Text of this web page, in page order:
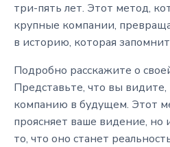
три-пять лет. Этот метод,
крупные компании,
в историю, которая
Подробно расскажите о
Представьте, что вы видите,
компанию в будущем. Этот
проясняет ваше видение,
то, что оно станет